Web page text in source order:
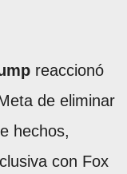
reaccionó
de eliminar
hechos,
con Fox